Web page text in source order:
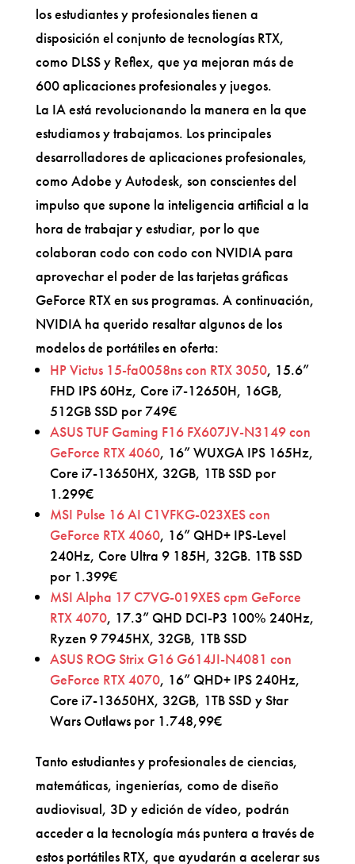
los estudiantes y profesionales tienen a
disposición el conjunto de tecnologías RTX,
como DLSS y Reflex, que ya mejoran más de
600 aplicaciones profesionales y juegos.
La IA está revolucionando la manera en la que
estudiamos y trabajamos. Los principales
desarrolladores de aplicaciones profesionales,
como Adobe y Autodesk, son conscientes del
impulso que supone la inteligencia artificial a la
hora de trabajar y estudiar, por lo que
colaboran codo con codo con NVIDIA para
aprovechar el poder de las tarjetas gráficas
GeForce RTX en sus programas. A continuación,
NVIDIA ha querido resaltar algunos de los
modelos de portátiles en oferta:
HP Victus 15-fa0058ns con RTX 3050, 15.6”
FHD IPS 60Hz, Core i7-12650H, 16GB,
512GB SSD por 749€
ASUS TUF Gaming F16 FX607JV-N3149 con
GeForce RTX 4060, 16” WUXGA IPS 165Hz,
Core i7-13650HX, 32GB, 1TB SSD por
1.299€
MSI Pulse 16 AI C1VFKG-023XES con
GeForce RTX 4060, 16” QHD+ IPS-Level
240Hz, Core Ultra 9 185H, 32GB. 1TB SSD
por 1.399€
MSI Alpha 17 C7VG-019XES cpm GeForce
RTX 4070, 17.3” QHD DCI-P3 100% 240Hz,
Ryzen 9 7945HX, 32GB, 1TB SSD
ASUS ROG Strix G16 G614JI-N4081 con
GeForce RTX 4070, 16” QHD+ IPS 240Hz,
Core i7-13650HX, 32GB, 1TB SSD y Star
Wars Outlaws por 1.748,99€
Tanto estudiantes y profesionales de ciencias,
matemáticas, ingenierías, como de diseño
audiovisual, 3D y edición de vídeo, podrán
acceder a la tecnología más puntera a través de
estos portátiles RTX, que ayudarán a acelerar sus